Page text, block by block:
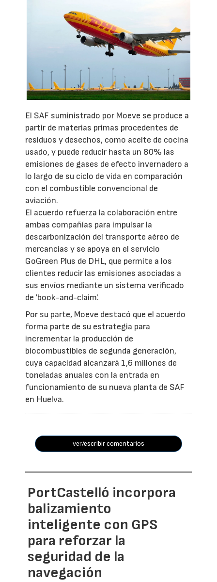
El SAF suministrado por Moeve se produce a
partir de materias primas procedentes de
residuos y desechos, como aceite de cocina
usado, y puede reducir hasta un 80% las
emisiones de gases de efecto invernadero a
lo largo de su ciclo de vida en comparación
con el combustible convencional de
aviación.
El acuerdo refuerza la colaboración entre
ambas compañías para impulsar la
descarbonización del transporte aéreo de
mercancías y se apoya en el servicio
GoGreen Plus de DHL, que permite a los
clientes reducir las emisiones asociadas a
sus envíos mediante un sistema verificado
de 'book-and-claim'.
Por su parte, Moeve destacó que el acuerdo
forma parte de su estrategia para
incrementar la producción de
biocombustibles de segunda generación,
cuya capacidad alcanzará 1,6 millones de
toneladas anuales con la entrada en
funcionamiento de su nueva planta de SAF
en Huelva.
ver/escribir comentarios
PortCastelló incorpora
balizamiento
inteligente con GPS
para reforzar la
seguridad de la
navegación